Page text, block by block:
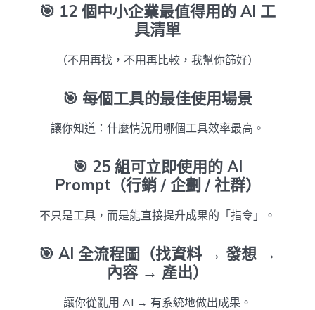
🎯 12 個中小企業最值得用的 AI 工
具清單
（不用再找，不用再比較，我幫你篩好）
🎯 每個工具的最佳使用場景
讓你知道：什麼情況用哪個工具效率最高。
🎯 25 組可立即使用的 AI
Prompt（行銷 / 企劃 / 社群）
不只是工具，而是能直接提升成果的「指令」。
🎯 AI 全流程圖（找資料 → 發想 →
內容 → 產出）
讓你從亂用 AI → 有系統地做出成果。